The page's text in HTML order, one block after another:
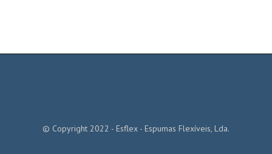
© Copyright 2022 - Esflex - Espumas Flexíveis, Lda.